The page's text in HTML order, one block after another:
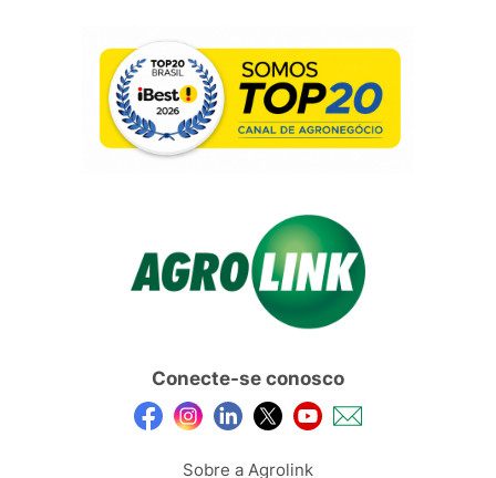
Conecte-se conosco
Sobre a Agrolink